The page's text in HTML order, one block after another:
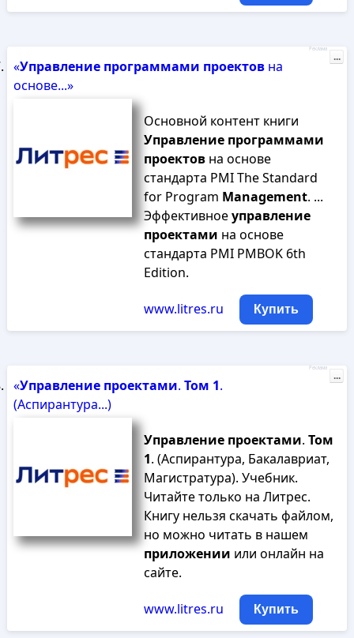
«Управление программами проектовна
основе...»
Основной контент книги
Управление программами
проектовна основе
стандарта PMI The Standard
for Program Management. ...
Эффективноеуправление
проектами на основе
стандарта PMI PMBOK 6th
Edition.
www.litres.ru Купить
Реклама
...
«Управление проектами. Том 1.
(Аспирантура...)
Управление проектами. Том
1. (Аспирантура, Бакалавриат,
Магистратура). Учебник.
Читайте только на Литрес.
Книгу нельзя скачать файлом,
но можно читать в нашем
приложении или онлайн на
сайте.
www.litres.ru Купить
Реклама
...